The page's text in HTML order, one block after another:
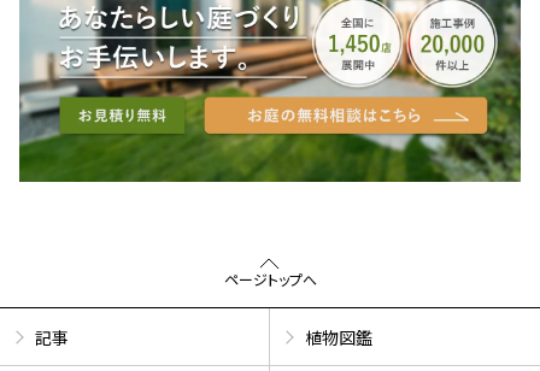
ページトップへ
記事 植物図鑑